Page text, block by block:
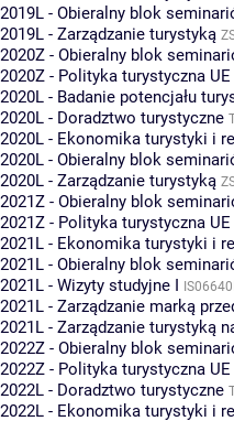
2019L - Obieralny blok
2019L - Zarządzanie turystyką
2020Z - Obieralny blok
2020Z - Polityka turystyczna UE
2020L - Badanie potencjału
2020L - Doradztwo turystyczne
2020L - Ekonomika turystyki i
2020L - Obieralny blok
2020L - Zarządzanie turystyką
2021Z - Obieralny blok
2021Z - Polityka turystyczna UE
2021L - Ekonomika turystyki i
2021L - Obieralny blok
2021L - Wizyty studyjne I IS06640I
2021L - Zarządzanie marką
2021L - Zarządzanie turystyką
2022Z - Obieralny blok
2022Z - Polityka turystyczna UE
2022L - Doradztwo turystyczne
2022L - Ekonomika turystyki i